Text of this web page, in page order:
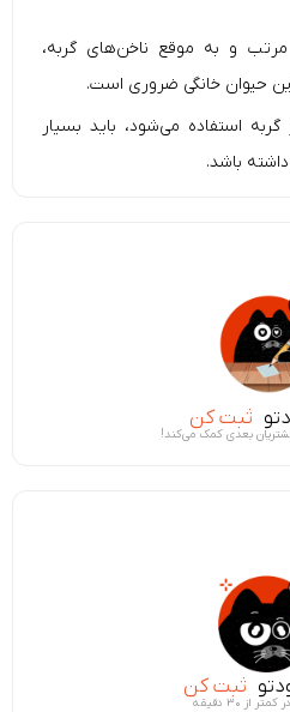
و به موقع ناخن‌های گربه،
حیوان خانگی ضروری است.
استفاده می‌شود، باید بسیار
باشد.
ثبت کن
بعدی کمک می‌کند!
ثبت کن
از ۳۰ دقیقه